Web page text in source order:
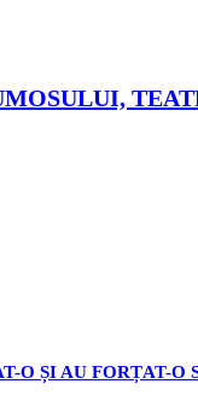
O ȘI AU FORȚAT-O